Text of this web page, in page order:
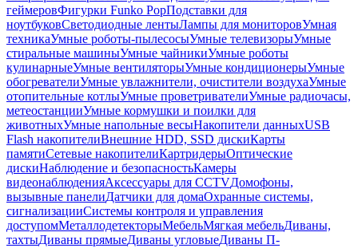
геймеровФигурки Funko PopПодставки для
ноутбуковСветодиодные лентыЛампы для мониторовУмная
техникаУмные роботы-пылесосыУмные телевизорыУмные
стиральные машиныУмные чайникиУмные роботы
кулинарныеУмные вентиляторыУмные кондиционерыУмные
обогревателиУмные увлажнители, очистители воздухаУмные
отопительные котлыУмные проветривателиУмные радиочасы,
метеостанцииУмные кормушки и поилки для
животныхУмные напольные весыНакопители данныхUSB
Flash накопителиВнешние HDD, SSD дискиКарты
памятиСетевые накопителиКартридерыОптические
дискиНаблюдение и безопасностьКамеры
видеонаблюденияАксессуары для CCTVДомофоны,
вызывные панелиДатчики для домаОхранные системы,
сигнализацииСистемы контроля и управления
доступомМеталлодетекторыМебельМягкая мебельДиваны,
тахтыДиваны прямыеДиваны угловыеДиваны П-